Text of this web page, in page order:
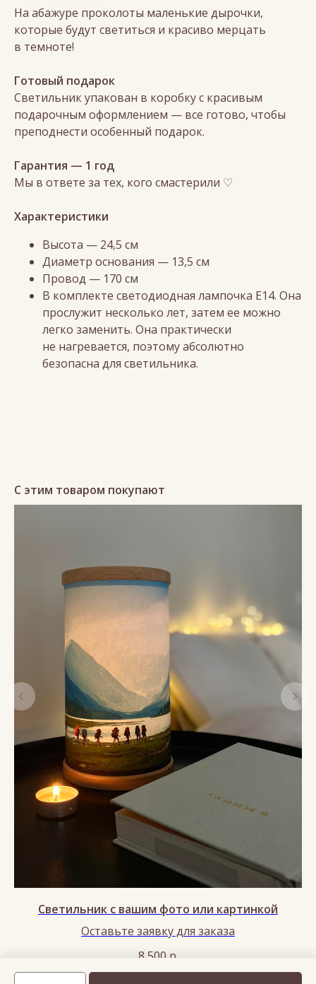
На абажуре проколоты маленькие дырочки,
которые будут светиться и красиво мерцать
в темноте!
Готовый подарок
Светильник упакован в коробку с красивым
подарочным оформлением — все готово, чтобы
преподнести особенный подарок.
Гарантия — 1 год
Мы в ответе за тех, кого смастерили ♡
Характеристики
Высота — 24,5 см
Диаметр основания — 13,5 см
Провод — 170 см
В комплекте светодиодная лампочка Е14. Она
прослужит несколько лет, затем ее можно
легко заменить. Она практически
не нагревается, поэтому абсолютно
безопасна для светильника.
С этим товаром покупают
Светильник с вашим фото или картинкой
Оставьте заявку для заказа
8 500 р.
Нет в наличии